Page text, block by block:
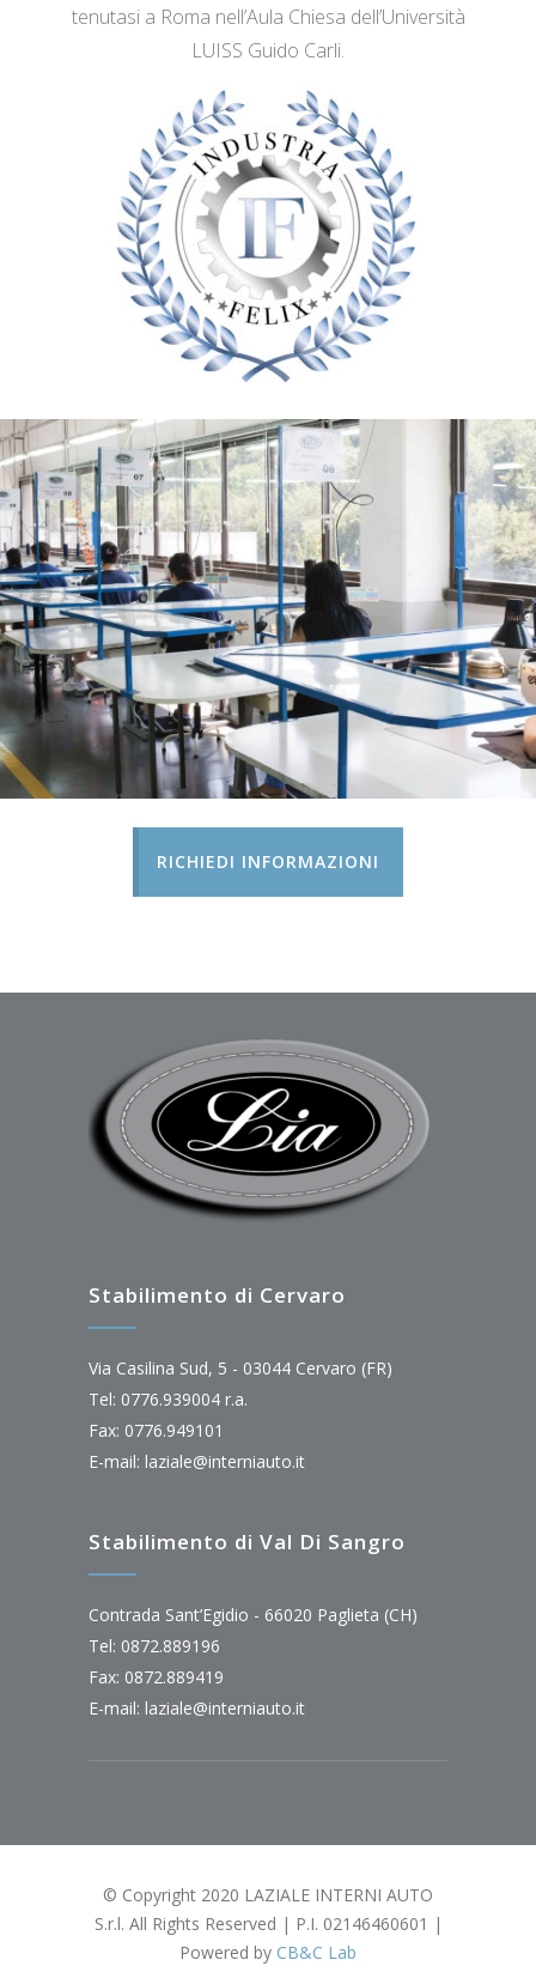
tenutasi a Roma nell’Aula Chiesa dell’Università
LUISS Guido Carli.
RICHIEDI INFORMAZIONI
Stabilimento di Cervaro
Via Casilina Sud, 5 - 03044 Cervaro (FR)
Tel: 0776.939004 r.a.
Fax: 0776.949101
E-mail: laziale@interniauto.it
Stabilimento di Val Di Sangro
Contrada Sant’Egidio - 66020 Paglieta (CH)
Tel: 0872.889196
Fax: 0872.889419
E-mail: laziale@interniauto.it
© Copyright 2020 LAZIALE INTERNI AUTO
S.r.l. All Rights Reserved | P.I. 02146460601 |
Powered by CB&C Lab